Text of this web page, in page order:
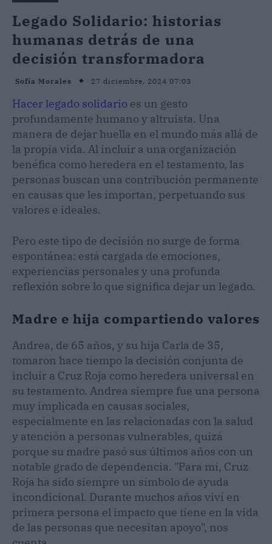
Legado Solidario: historias
humanas detrás de una
decisión transformadora
Sofía Morales 27 diciembre, 2024 07:03
Hacer legado solidario es un gesto
profundamente humano y altruista. Una
manera de dejar huella en el mundo más allá de
la propia vida. Al incluir a una organización
benéfica como heredera en el testamento, las
personas buscan una contribución permanente
en causas que les importan, perpetuando sus
valores e ideales.
Pero este tipo de decisión no surge de forma
espontánea: está cargada de emociones,
experiencias personales y una profunda
reflexión sobre lo que significa dejar un legado.
Madre e hija compartiendo valores
Andrea, de 65 años, y su hija Carla de 35,
tomaron hace tiempo la decisión conjunta de
incluir a Cruz Roja como heredera universal en
su testamento. Andrea siempre fue una persona
muy implicada en causas sociales,
especialmente en las relacionadas con la salud
y atención a personas vulnerables, quizá
porque su madre pasó sus últimos años con un
notable grado de dependencia. "Para mí, Cruz
Roja ha sido siempre un símbolo de ayuda
incondicional. Durante muchos años viví en
primera persona el impacto que tiene en la vida
de las personas que necesitan apoyo", nos